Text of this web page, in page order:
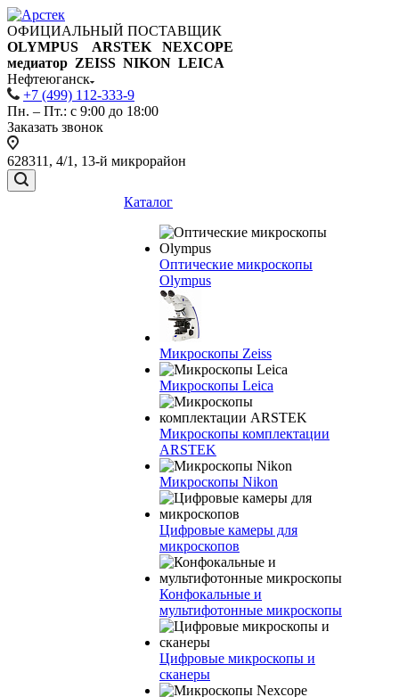
ОФИЦИАЛЬНЫЙ ПОСТАВЩИК
OLYMPUS ARSTEK NEXCOPE
медиатор ZEISS NIKON LEICA
Нефтеюганск
+7 (499) 112-333-9
Пн. – Пт.: с 9:00 до 18:00
Заказать звонок
628311, 4/1, 13-й микрорайон
Каталог
Оптические микроскопы
Olympus
Микроскопы Zeiss
Микроскопы Leica
Микроскопы комплектации
ARSTEK
Микроскопы Nikon
Цифровые камеры для
микроскопов
Конфокальные и
мультифотонные микроскопы
Цифровые микроскопы и
сканеры